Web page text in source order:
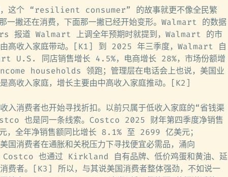
，这个 “resilient consumer” 的故事就更不像全民繁
一撇还在消费，下面那一撇已经开始变形。Walmart 的数据
报道 Walmart 上调全年预期时就提到，Walmart 的市
由高收入家庭带动。[K1] 到 2025 年三季度，Walmart 自
U.S. 同店销售增长 4.5%，电商增长 28%，市场份额增
households 领跑；管理层在电话会上也说，美国业
高收入家庭，增长主要由中高收入家庭推动。[K2]
入消费者也开始寻找折扣。以前只属于低收入家庭的“省钱渠
也是同一条线索。Costco 2025 财年第四季度净销售
全年净销售额同比增长 8.1% 至 2699 亿美元；
消费者在通胀和关税压力下寻找便宜必需品，涌向
Costco 也通过 Kirkland 自有品牌、低价鸡蛋和黄油、延
费者。[K3] 所以，与其说美国消费者整体强劲，不如说一